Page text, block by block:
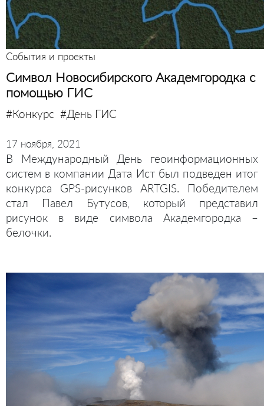
События и проекты
Символ Новосибирского Академгородка с
помощью ГИС
#Конкурс #День ГИС
17 ноября, 2021
В Международный День геоинформационных
систем в компании Дата Ист был подведен итог
конкурса GPS-рисунков ARTGIS. Победителем
стал Павел Бутусов, который представил
рисунок в виде символа Академгородка –
белочки.